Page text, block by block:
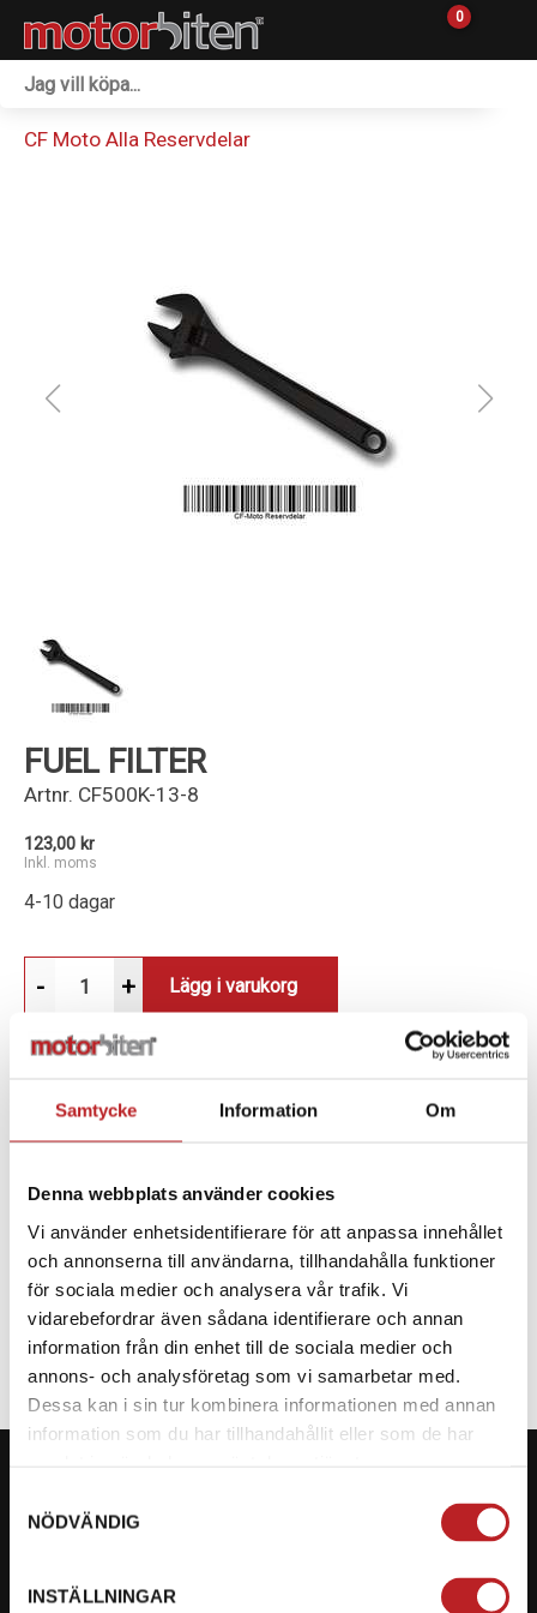
Samtycke Information Om
Denna webbplats använder cookies
Vi använder enhetsidentifierare för att anpassa innehållet
och annonserna till användarna, tillhandahålla funktioner
för sociala medier och analysera vår trafik. Vi
vidarebefordrar även sådana identifierare och annan
information från din enhet till de sociala medier och
annons- och analysföretag som vi samarbetar med.
Dessa kan i sin tur kombinera informationen med annan
information som du har tillhandahållit eller som de har
NÖDVÄNDIG
INSTÄLLNINGAR
0
Reservdelar
Sprängskisser
CF Moto Alla Reservdelar
FUEL FILTER
Artnr. CF500K-13-8
123,00 kr
Inkl. moms
4-10 dagar
- + Lägg i varukorg
Reservdel till CF Moto
SPECIFIKATION
Ångra mitt köp